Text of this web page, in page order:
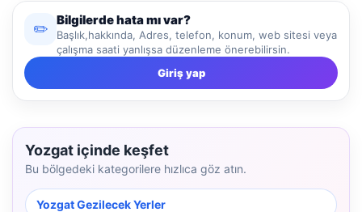
✏️
Bilgilerde hata mı var?
Başlık,hakkında, Adres, telefon, konum, web sitesi veya
çalışma saati yanlışsa düzenleme önerebilirsin.
Giriş yap
Yozgat içinde keşfet
Bu bölgedeki kategorilere hızlıca göz atın.
Yozgat Gezilecek Yerler